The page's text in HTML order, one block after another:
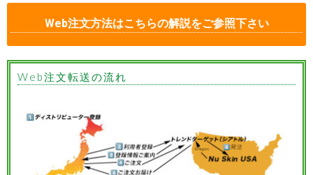
Web注文方法はこちらの解説をご参照下さい
Web注文転送の流れ